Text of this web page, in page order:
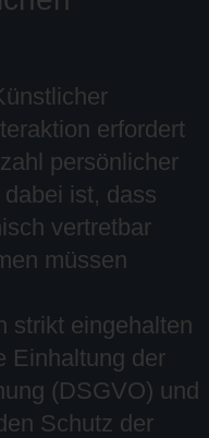
erfordert
persönlicher
ist, dass
vertretbar
müssen
strikt eingehalten
Einhaltung der
(DSGVO) und
Schutz der